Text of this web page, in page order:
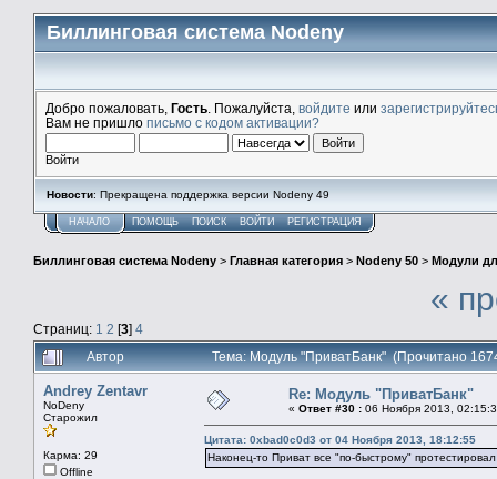
Биллинговая система Nodeny
Добро пожаловать, Гость . Пожалуйста, войдите или
Вам не пришло письмо с кодом активации?
Войти
Новости: Прекращена поддержка версии Nodeny 49
НАЧАЛО ПОМОЩЬ ПОИСК ВОЙТИ РЕГИСТРАЦИЯ
Биллинговая система Nodeny > Главная категория > Nodeny 50 > Модули
Страниц: 1 2 [3] 4
«
Автор Тема: Модуль "ПриватБанк" (Прочитано
Andrey Zentavr
NoDeny
Старожил
Карма: 29
Offline
Re: Модуль "ПриватБанк"
« Ответ #30 : 06 Ноября 2013,
Цитата: 0xbad0c0d3 от 04 Ноября 2013, 18:12:55
Наконец-то Приват все "по-быстрому"